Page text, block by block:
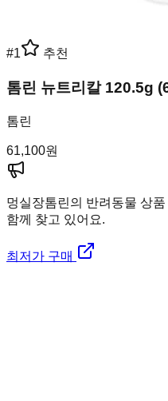
#1 추천
톰린 뉴트리칼 120.5g
톰린
61,100원
멍실장톰린의 반려동물 상
함께 찾고 있어요.
최저가 구매